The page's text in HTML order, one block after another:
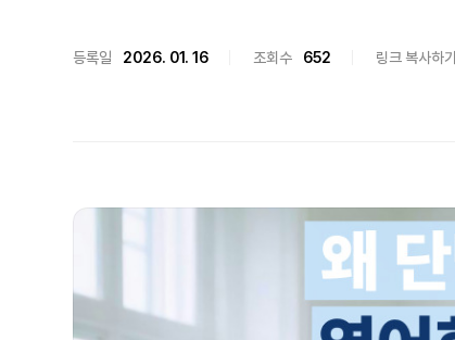
등록일 2026. 01. 16 조회수 652 링크 복사하기